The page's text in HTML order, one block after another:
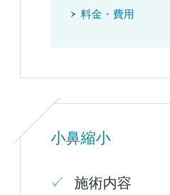
料金・費用
小鼻縮小
施術内容